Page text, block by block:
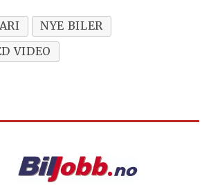
NYE BILER
VIDEO